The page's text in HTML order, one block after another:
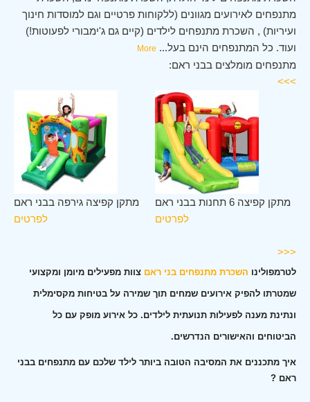
מתנפחים לאירועים מגוונים (ללקוחות פרטיים וגם למוסדות חינוך
ועיריות) , השכרת מתנפחים לילדים (קיים גם ג'ימבורי לפעוטות!)
ועוד. כל המתנפחים הינם בעל...
More
מתנפחים מומלצים בבני ראם:
>>>
מתקן קפיצה גירפה בבני ראם
לפרטים
מתקן קפיצה 6 תחנות בבני ראם
לפרטים
<<<
לטרמפולינו השכרת מתנפחים בני ראם צוות מפעילים מיומן ומקצועי
שמטרתו להפיק אירועים שמחים תוך שמירה על בטיחות מקסימלית
ונתינת מענה לפעילות תנועתית לילדים. כל אירוע מופק עם כל
הביטוחים והאישורים הנדרשים.
איך מתכננים את המסיבה הטובה ביותר לילד שלכם עם מתנפחים בבני
ראם ?